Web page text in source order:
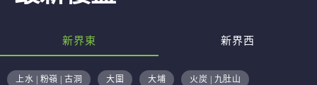
新界東 新界西
上水 | 粉嶺 | 古洞 大圍 大埔 火炭 | 九肚山